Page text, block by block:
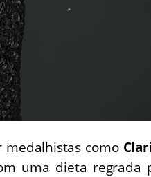
medalhistas como
uma dieta regrada